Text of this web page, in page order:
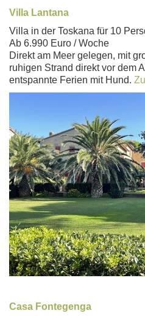
Villa Lantana
Villa in der Toskana für 10
Ab 6.990 Euro / Woche
Direkt am Meer gelegen, mit
ruhigen Strand direkt vor dem
entspannte Ferien mit Hund.
Casa Fontegenga